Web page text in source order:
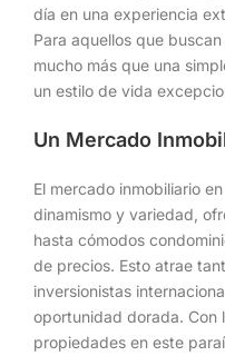
día en una experiencia
Para aquellos que
mucho más que una
un estilo de vida
Un Mercado
El mercado inmobiliario
dinamismo y variedad,
hasta cómodos
de precios. Esto atrae
inversionistas
oportunidad dorada. Con
propiedades en este